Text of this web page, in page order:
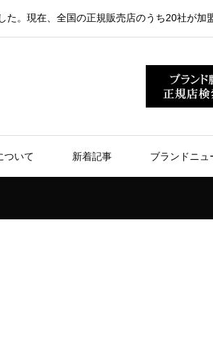
。現在、全国の正規販売店のうち20社が加
ついて 新着記事 ブランドニュ